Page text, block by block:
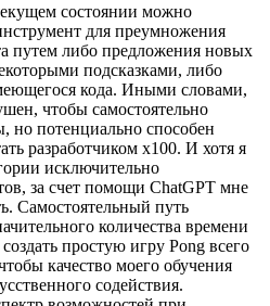
состоянии можно
для преумножения
путем либо предложения новых
подсказками, либо
кода. Иными словами,
чтобы самостоятельно
но потенциально способен
разработчиком х100. И хотя я
исключительно
за счет помощи ChatGPT мне
Самостоятельный путь
количества времени
простую игру Pong всего
качество моего обучения
содействия.